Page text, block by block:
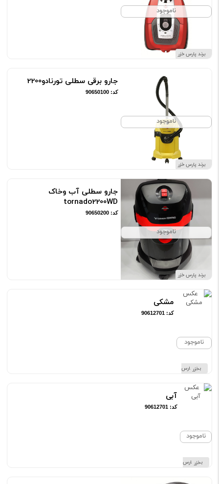
ناموجود
برند پارس خزر
ناموجود
برند پارس خزر
جارو برقی سطلی تورنادو2200
کد: 90650100
ناموجود
برند پارس خزر
جارو سطلی آب وخاک
tornado2200WD
کد: 90650200
ناموجود
برند پارس خزر
مشکی
کد: 90612701
ناموجود
برند پارس خزر
آبی
کد: 90612701